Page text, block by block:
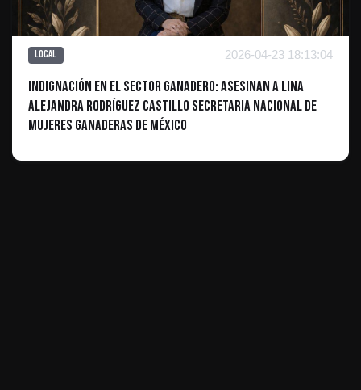
Local 2026-04-23 18:13:04
Indignación en el sector ganadero: Asesinan a Lina
Alejandra Rodríguez Castillo secretaria nacional de
Mujeres Ganaderas de México